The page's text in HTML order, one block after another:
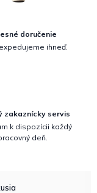
doručenie
ihneď.
zakaznícky servis
k dispozícii každý
deň.